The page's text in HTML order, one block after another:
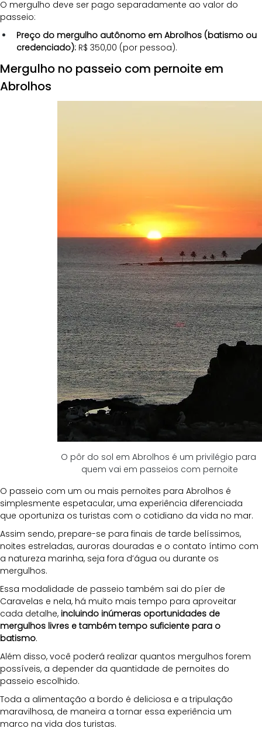
O mergulho deve ser pago separadamente ao valor do
passeio:
Preço do mergulho autônomo em Abrolhos (batismo ou
credenciado): R$ 350,00 (por pessoa).
Mergulho no passeio com pernoite em
Abrolhos
O pôr do sol em Abrolhos é um privilégio para
quem vai em passeios com pernoite
O passeio com um ou mais pernoites para Abrolhos é
simplesmente espetacular, uma experiência diferenciada
que oportuniza os turistas com o cotidiano da vida no mar.
Assim sendo, prepare-se para finais de tarde belíssimos,
noites estreladas, auroras douradas e o contato íntimo com
a natureza marinha, seja fora d’água ou durante os
mergulhos.
Essa modalidade de passeio também sai do píer de
Caravelas e nela, há muito mais tempo para aproveitar
cada detalhe, incluindo inúmeras oportunidades de
mergulhos livres e também tempo suficiente para o
batismo.
Além disso, você poderá realizar quantos mergulhos forem
possíveis, a depender da quantidade de pernoites do
passeio escolhido.
Toda a alimentação a bordo é deliciosa e a tripulação
maravilhosa, de maneira a tornar essa experiência um
marco na vida dos turistas.